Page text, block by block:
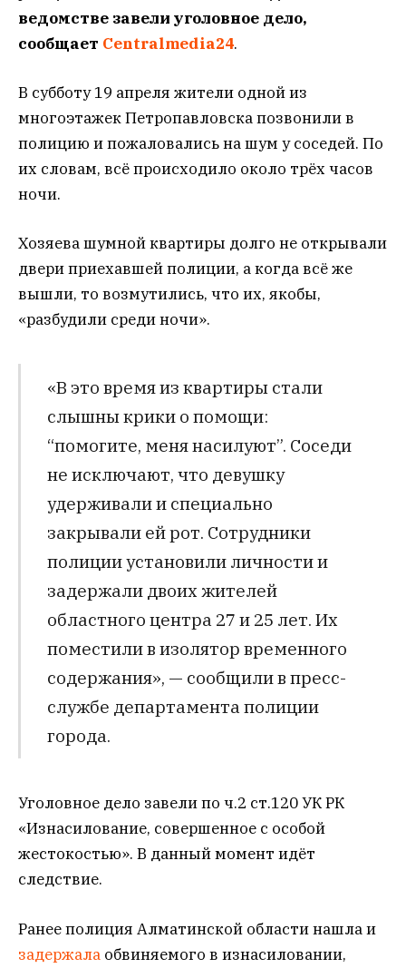
ведомстве завели уголовное дело,
сообщает Сentralmedia24.
В субботу 19 апреля жители одной из
многоэтажек Петропавловска позвонили в
полицию и пожаловались на шум у соседей. По
их словам, всё происходило около трёх часов
ночи.
Хозяева шумной квартиры долго не открывали
двери приехавшей полиции, а когда всё же
вышли, то возмутились, что их, якобы,
«разбудили среди ночи».
«В это время из квартиры стали
слышны крики о помощи:
“помогите, меня насилуют”. Соседи
не исключают, что девушку
удерживали и специально
закрывали ей рот. Сотрудники
полиции установили личности и
задержали двоих жителей
областного центра 27 и 25 лет. Их
поместили в изолятор временного
содержания», — сообщили в пресс-
службе департамента полиции
города.
Уголовное дело завели по ч.2 ст.120 УК РК
«Изнасилование, совершенное с особой
жестокостью». В данный момент идёт
следствие.
Ранее полиция Алматинской области нашла и
задержала обвиняемого в изнасиловании,